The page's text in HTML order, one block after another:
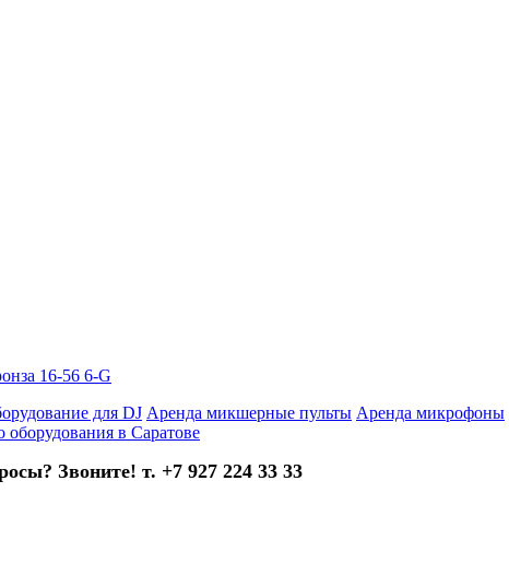
16-56 6-G
для DJ Аренда микшерные пульты Аренда микрофоны
оборудования в Саратове
Звоните! т. +7 927 224 33 33